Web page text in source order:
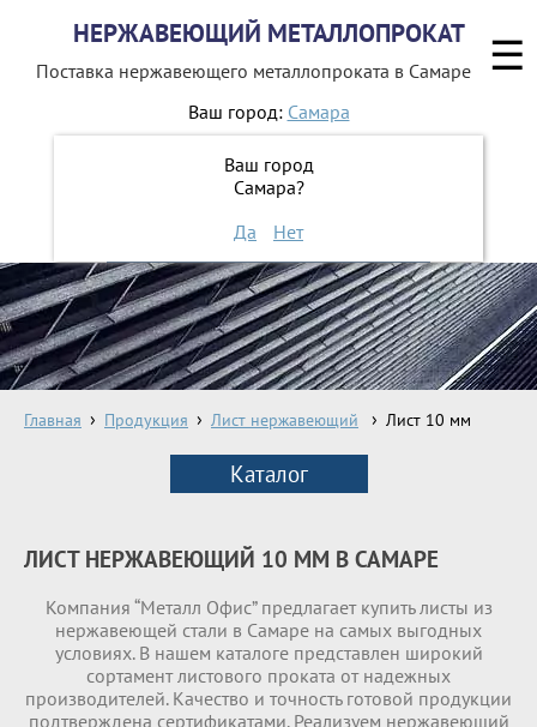
НЕРЖАВЕЮЩИЙ МЕТАЛЛОПРОКАТ
Поставка нержавеющего металлопроката в Самаре
Ваш город: Самара
Ваш город
Самара?
Да
Нет
8 800 551-16-44
ЗАКАЗАТЬ ОБРАТНЫЙ ЗВОНОК
Главная Продукция Лист нержавеющий Лист 10 мм
Каталог
ЛИСТ НЕРЖАВЕЮЩИЙ 10 ММ В САМАРЕ
Компания “Металл Офис” предлагает купить листы из
нержавеющей стали в Самаре на самых выгодных
условиях. В нашем каталоге представлен широкий
сортамент листового проката от надежных
производителей. Качество и точность готовой продукции
подтверждена сертификатами. Реализуем нержавеющий
☰